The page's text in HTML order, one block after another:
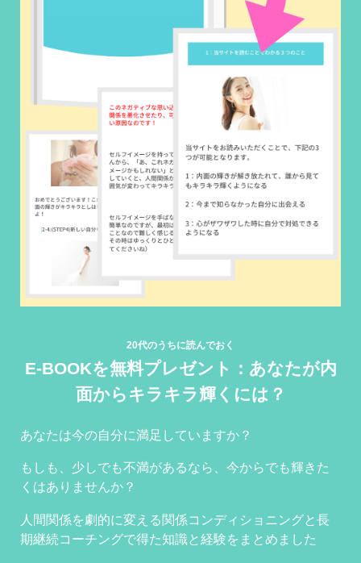
20代のうちに読んでおく
E-BOOKを無料プレゼント：あなたが内
面からキラキラ輝くには？
あなたは今の自分に満足していますか？
もしも、少しでも不満があるなら、今からでも輝きた
くはありませんか？
人間関係を劇的に変える関係コンディショニングと長
期継続コーチングで得た知識と経験をまとめました